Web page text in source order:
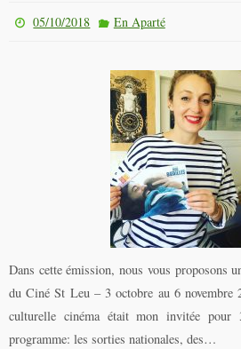
05/10/2018 En Aparté
Dans cette émission, nous vous proposons
du Ciné St Leu – 3 octobre au 6 novembre
culturelle cinéma était mon invitée pour
programme: les sorties nationales, des…